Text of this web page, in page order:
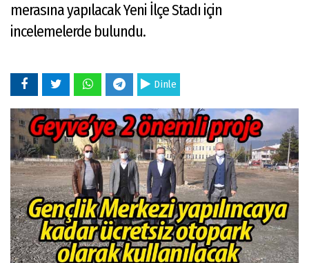
merasına yapılacak Yeni İlçe Stadı için
incelemelerde bulundu.
Dinle